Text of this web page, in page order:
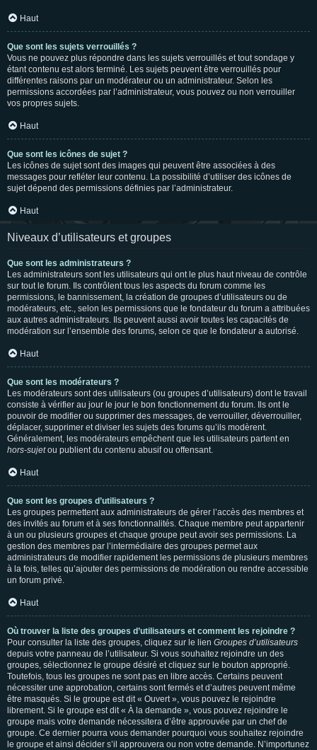
Haut
Que sont les sujets verrouillés ?
Vous ne pouvez plus répondre dans les sujets verrouillés et tout sondage y
étant contenu est alors terminé. Les sujets peuvent être verrouillés pour
différentes raisons par un modérateur ou un administrateur. Selon les
permissions accordées par l’administrateur, vous pouvez ou non verrouiller
vos propres sujets.
Haut
Que sont les icônes de sujet ?
Les icônes de sujet sont des images qui peuvent être associées à des
messages pour refléter leur contenu. La possibilité d’utiliser des icônes de
sujet dépend des permissions définies par l’administrateur.
Haut
Niveaux d’utilisateurs et groupes
Que sont les administrateurs ?
Les administrateurs sont les utilisateurs qui ont le plus haut niveau de contrôle
sur tout le forum. Ils contrôlent tous les aspects du forum comme les
permissions, le bannissement, la création de groupes d’utilisateurs ou de
modérateurs, etc., selon les permissions que le fondateur du forum a attribuées
aux autres administrateurs. Ils peuvent aussi avoir toutes les capacités de
modération sur l’ensemble des forums, selon ce que le fondateur a autorisé.
Haut
Que sont les modérateurs ?
Les modérateurs sont des utilisateurs (ou groupes d’utilisateurs) dont le travail
consiste à vérifier au jour le jour le bon fonctionnement du forum. Ils ont le
pouvoir de modifier ou supprimer des messages, de verrouiller, déverrouiller,
déplacer, supprimer et diviser les sujets des forums qu’ils modèrent.
Généralement, les modérateurs empêchent que les utilisateurs partent en
hors-sujetou publient du contenu abusif ou offensant.
Haut
Que sont les groupes d’utilisateurs ?
Les groupes permettent aux administrateurs de gérer l’accès des membres et
des invités au forum et à ses fonctionnalités. Chaque membre peut appartenir
à un ou plusieurs groupes et chaque groupe peut avoir ses permissions. La
gestion des membres par l’intermédiaire des groupes permet aux
administrateurs de modifier rapidement les permissions de plusieurs membres
à la fois, telles qu’ajouter des permissions de modération ou rendre accessible
un forum privé.
Haut
Où trouver la liste des groupes d’utilisateurs et comment les rejoindre ?
Pour consulter la liste des groupes, cliquez sur le lien Groupes d’utilisateurs
depuis votre panneau de l’utilisateur. Si vous souhaitez rejoindre un des
groupes, sélectionnez le groupe désiré et cliquez sur le bouton approprié.
Toutefois, tous les groupes ne sont pas en libre accès. Certains peuvent
nécessiter une approbation, certains sont fermés et d’autres peuvent même
être masqués. Si le groupe est dit « Ouvert », vous pouvez le rejoindre
librement. Si le groupe est dit « À la demande », vous pouvez rejoindre le
groupe mais votre demande nécessitera d’être approuvée par un chef de
groupe. Ce dernier pourra vous demander pourquoi vous souhaitez rejoindre
le groupe et ainsi décider s’il approuvera ou non votre demande. N’importunez